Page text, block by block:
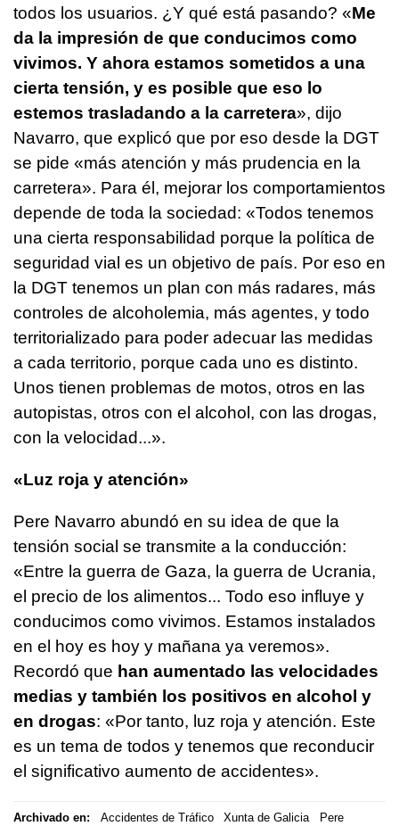
todos los usuarios. ¿Y qué está pasando? «Me
da la impresión de que conducimos como
vivimos. Y ahora estamos sometidos a una
cierta tensión, y es posible que eso lo
estemos trasladando a la carretera», dijo
Navarro, que explicó que por eso desde la DGT
se pide «más atención y más prudencia en la
carretera». Para él, mejorar los comportamientos
depende de toda la sociedad: «Todos tenemos
una cierta responsabilidad porque la política de
seguridad vial es un objetivo de país. Por eso en
la DGT tenemos un plan con más radares, más
controles de alcoholemia, más agentes, y todo
territorializado para poder adecuar las medidas
a cada territorio, porque cada uno es distinto.
Unos tienen problemas de motos, otros en las
autopistas, otros con el alcohol, con las drogas,
con la velocidad...».
«Luz roja y atención»
Pere Navarro abundó en su idea de que la
tensión social se transmite a la conducción:
«Entre la guerra de Gaza, la guerra de Ucrania,
el precio de los alimentos... Todo eso influye y
conducimos como vivimos. Estamos instalados
en el hoy es hoy y mañana ya veremos».
Recordó que han aumentado las velocidades
medias y también los positivos en alcohol y
en drogas: «Por tanto, luz roja y atención. Este
es un tema de todos y tenemos que reconducir
el significativo aumento de accidentes».
Archivado en: Accidentes de Tráfico Xunta de Galicia
Pere